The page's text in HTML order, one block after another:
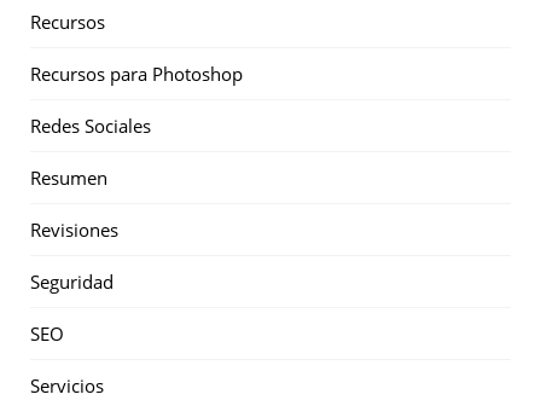
Recursos
Recursos para Photoshop
Redes Sociales
Resumen
Revisiones
Seguridad
SEO
Servicios